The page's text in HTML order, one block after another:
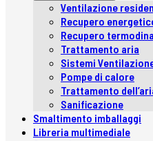
Ventilazione
Recupero
Recupero
Trattamento aria
Sistemi
Pompe di calore
Trattamento
Sanificazione
Smaltimento imballaggi
Libreria multimediale